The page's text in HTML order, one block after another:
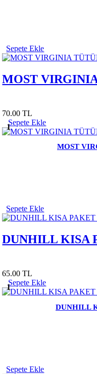
Sepete Ekle
MOST
70.00 TL
1
Sepete Ekle
MOST
Sepete Ekle
DUNHILL KISA
65.00 TL
1
Sepete Ekle
DUNHILL
Sepete Ekle